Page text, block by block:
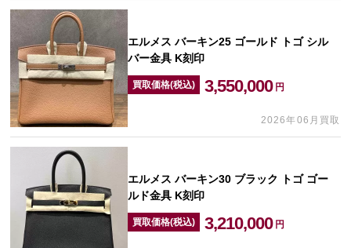
エルメス バーキン25 ゴールド トゴ シル
バー金具 K刻印
買取価格(税込) 3,550,000 円
2026年06月買取
エルメス バーキン30 ブラック トゴ ゴー
ルド金具 K刻印
買取価格(税込) 3,210,000 円